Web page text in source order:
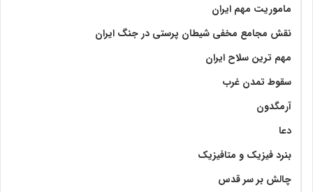
ماموریت مهم ایران
نقش مجامع مخفی شیطان پرستی در جنگ ایران
مهم ترین سلاح ایران
سقوط تمدن غرب
آرمگدون
دعا
بنرد فیزیک و متافیزیک
چالش بر سر قدس